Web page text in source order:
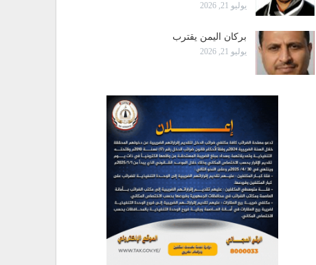
يوليو 21, 2026
بركان اليمن يقترب
يوليو 21, 2026